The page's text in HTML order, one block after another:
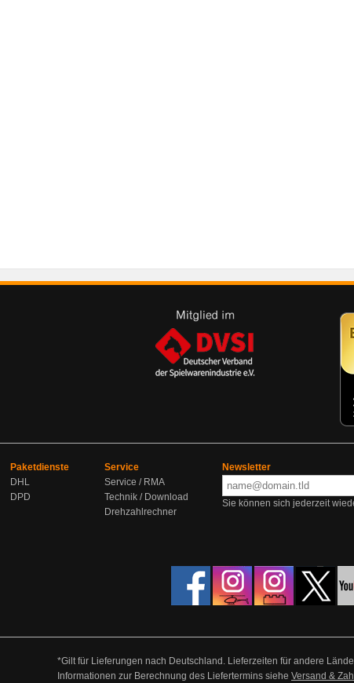
Paketdienste
DHL
DPD
Service
Service / RMA
Technik / Download
Drehzahlrechner
Newsletter
Sie können sich jederzeit
*Gilt für Lieferungen nach Deutschland. Lieferzeiten für andere
Informationen zur Berechnung des Liefertermins siehe Versand &